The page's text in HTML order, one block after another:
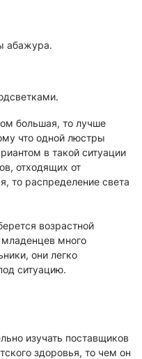
абажура.
большая, то лучше
что одной люстры
в такой ситуации
отходящих от
то распределение света
возрастной
много
они легко
ситуацию.
изучать поставщиков
здоровья, то чем он